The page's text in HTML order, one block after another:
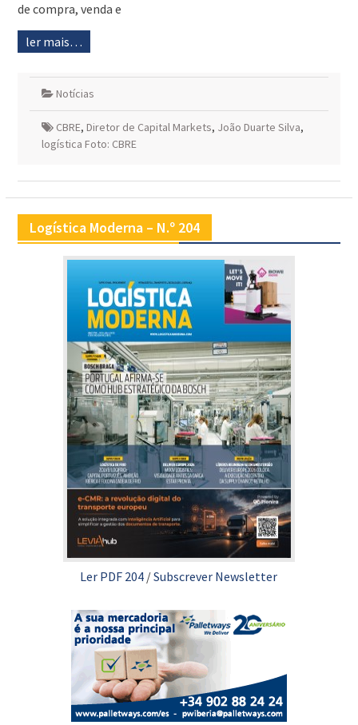
de compra, venda e
ler mais…
Notícias
CBRE, Diretor de Capital Markets, João Duarte Silva,
logística Foto: CBRE
Logística Moderna – N.º 204
Ler PDF 204 /Subscrever Newsletter